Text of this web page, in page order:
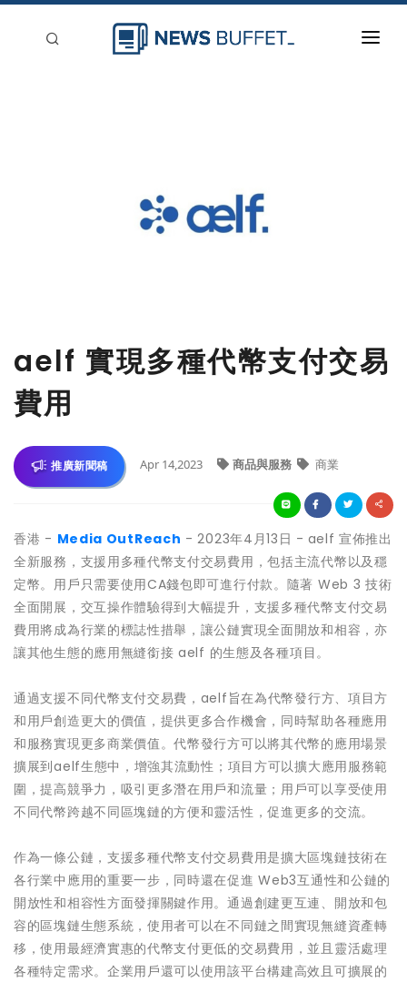
aelf 實現多種代幣支付交易
費用
推廣新聞稿 Apr 14,2023 商品與服務 商業
香港 - Media OutReach - 2023年4月13日 - aelf 宣佈推出
全新服務，支援用多種代幣支付交易費用，包括主流代幣以及穩
定幣。用戶只需要使用CA錢包即可進行付款。隨著 Web 3 技術
全面開展，交互操作體驗得到大幅提升，支援多種代幣支付交易
費用將成為行業的標誌性措舉，讓公鏈實現全面開放和相容，亦
讓其他生態的應用無縫銜接 aelf 的生態及各種項目。
通過支援不同代幣支付交易費，aelf旨在為代幣發行方、項目方
和用戶創造更大的價值，提供更多合作機會，同時幫助各種應用
和服務實現更多商業價值。代幣發行方可以將其代幣的應用場景
擴展到aelf生態中，增強其流動性；項目方可以擴大應用服務範
圍，提高競爭力，吸引更多潛在用戶和流量；用戶可以享受使用
不同代幣跨越不同區塊鏈的方便和靈活性，促進更多的交流。
作為一條公鏈，支援多種代幣支付交易費用是擴大區塊鏈技術在
各行業中應用的重要一步，同時還在促進 Web3互通性和公鏈的
開放性和相容性方面發揮關鍵作用。通過創建更互連、開放和包
容的區塊鏈生態系統，使用者可以在不同鏈之間實現無縫資產轉
移，使用最經濟實惠的代幣支付更低的交易費用，並且靈活處理
各種特定需求。企業用戶還可以使用該平台構建高效且可擴展的